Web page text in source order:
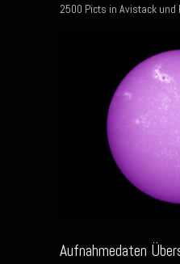
2500 Picts in Avistack
Aufnahmedaten